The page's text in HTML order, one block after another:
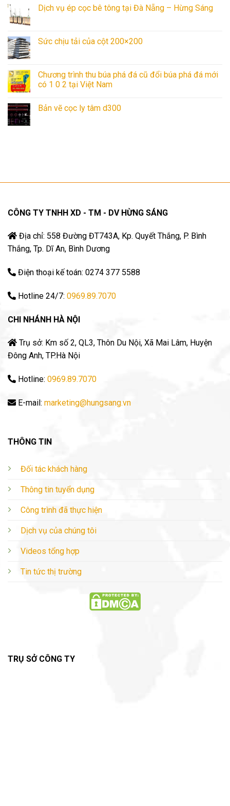
Dịch vụ ép cọc bê tông tại Đà Nẵng – Hừng Sáng
Sức chịu tải của cột 200×200
Chương trình thu búa phá đá cũ đổi búa phá đá mới
có 1 0 2 tại Việt Nam
Bản vẽ cọc ly tâm d300
CÔNG TY TNHH XD - TM - DV HỪNG SÁNG
Địa chỉ: 558 Đường ĐT743A, Kp. Quyết Thắng, P. Bình
Thắng, Tp. Dĩ An, Bình Dương
Điện thoại kế toán: 0274 377 5588
Hotline 24/7: 0969.89.7070
CHI NHÁNH HÀ NỘI
Trụ sở: Km số 2, QL3, Thôn Du Nội, Xã Mai Lâm, Huyện
Đông Anh, TP.Hà Nội
Hotline: 0969.89.7070
E-mail: marketing@hungsang.vn
THÔNG TIN
Đối tác khách hàng
Thông tin tuyển dụng
Công trình đã thực hiện
Dịch vụ của chúng tôi
Videos tổng hợp
Tin tức thị trường
TRỤ SỞ CÔNG TY